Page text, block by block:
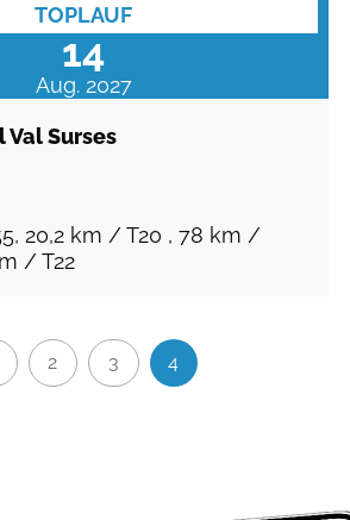
TOPLAUF
14
Aug. 2027
Val Surses
20,2 km / T20 , 78 km /
/ T22
2 3 4